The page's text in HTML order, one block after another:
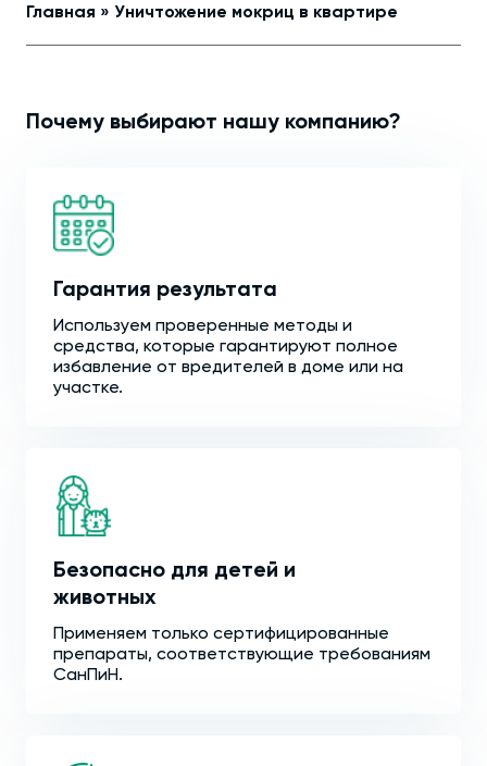
Главная » Уничтожение мокриц в квартире
Почему выбирают нашу компанию?
Гарантия результата
Используем проверенные методы и
средства, которые гарантируют полное
избавление от вредителей в доме или на
участке.
Безопасно для детей и
животных
Применяем только сертифицированные
препараты, соответствующие требованиям
СанПиН.